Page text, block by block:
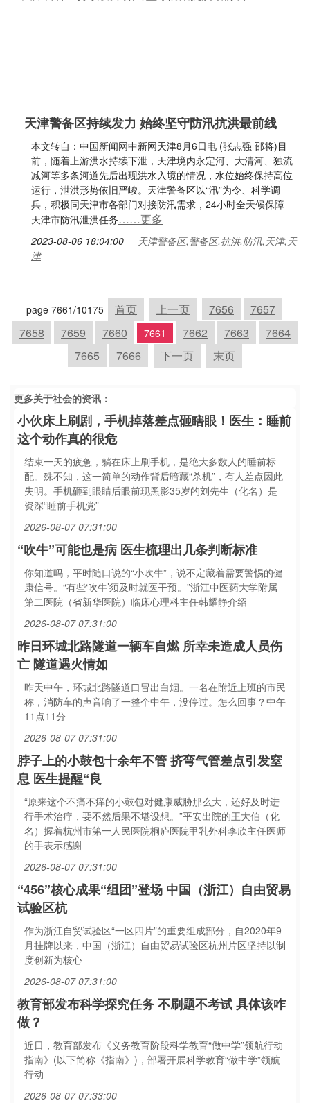
天津警备区持续发力 始终坚守防汛抗洪最前线
本文转自：中国新闻网中新网天津8月6日电 (张志强 邵将)目
前，随着上游洪水持续下泄，天津境内永定河、大清河、独流
减河等多条河道先后出现洪水入境的情况，水位始终保持高位
运行，泄洪形势依旧严峻。天津警备区以“汛”为令、科学调
兵，积极同天津市各部门对接防汛需求，24小时全天候保障
天津市防汛泄洪任务……更多
2023-08-06 18:04:00
天津警备区,警备区,抗洪,防汛,天津,天
津
page 7661/10175 首页 上一页 7656
7657
7658
7659 7660 7661 7662 7663
7664
7665
7666 下一页 末页
更多关于社会的资讯：
小伙床上刷剧，手机掉落差点砸瞎眼！医生：睡前
这个动作真的很危
结束一天的疲惫，躺在床上刷手机，是绝大多数人的睡前标
配。殊不知，这一简单的动作背后暗藏“杀机”，有人差点因此
失明。手机砸到眼睛后眼前现黑影35岁的刘先生（化名）是
资深“睡前手机党”
2026-08-07 07:31:00
“吹牛”可能也是病 医生梳理出几条判断标准
你知道吗，平时随口说的“小吹牛”，说不定藏着需要警惕的健
康信号。“有些‘吹牛’须及时就医干预。”浙江中医药大学附属
第二医院（省新华医院）临床心理科主任韩耀静介绍
2026-08-07 07:31:00
昨日环城北路隧道一辆车自燃 所幸未造成人员伤
亡 隧道遇火情如
昨天中午，环城北路隧道口冒出白烟。一名在附近上班的市民
称，消防车的声音响了一整个中午，没停过。怎么回事？中午
11点11分
2026-08-07 07:31:00
脖子上的小鼓包十余年不管 挤弯气管差点引发窒
息 医生提醒“良
“原来这个不痛不痒的小鼓包对健康威胁那么大，还好及时进
行手术治疗，要不然后果不堪设想。”平安出院的王大伯（化
名）握着杭州市第一人民医院桐庐医院甲乳外科李欣主任医师
的手表示感谢
2026-08-07 07:31:00
“456”核心成果“组团”登场 中国（浙江）自由贸易
试验区杭
作为浙江自贸试验区“一区四片”的重要组成部分，自2020年9
月挂牌以来，中国（浙江）自由贸易试验区杭州片区坚持以制
度创新为核心
2026-08-07 07:31:00
教育部发布科学探究任务 不刷题不考试 具体该咋
做？
近日，教育部发布《义务教育阶段科学教育“做中学”领航行动
指南》(以下简称《指南》)，部署开展科学教育“做中学”领航
行动
2026-08-07 07:33:00